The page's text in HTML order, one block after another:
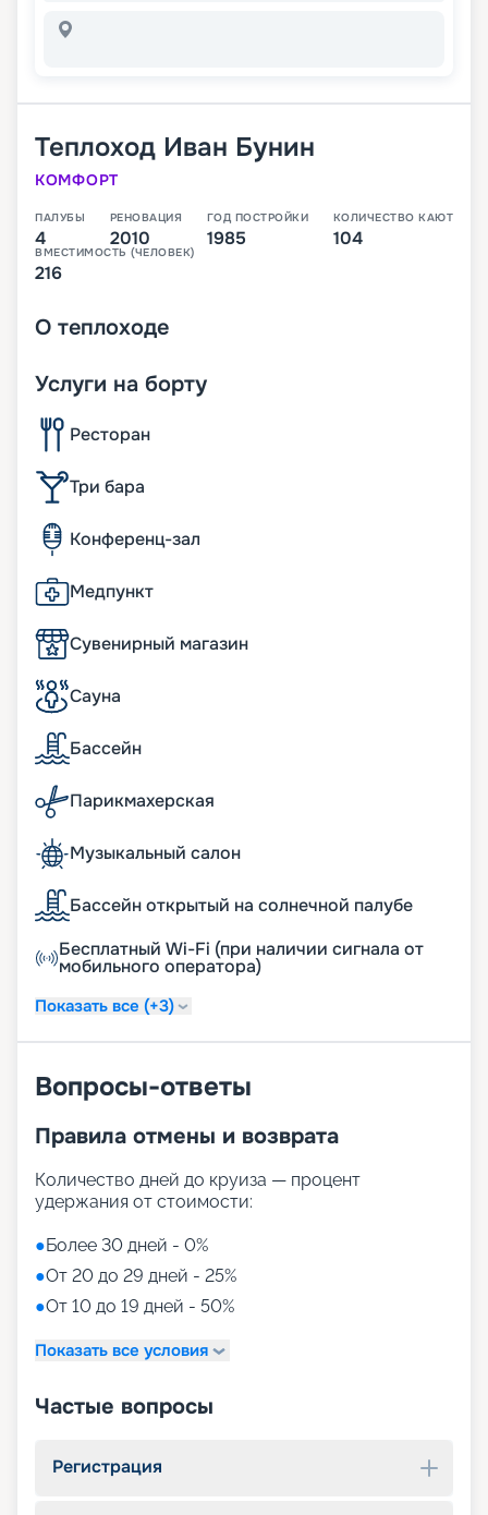
Теплоход Иван Бунин
КОМФОРТ
ПАЛУБЫ
4
РЕНОВАЦИЯ
2010
ГОД ПОСТРОЙКИ
1985
КОЛИЧЕСТВО КАЮТ
104
ВМЕСТИМОСТЬ (ЧЕЛОВЕК)
216
О теплоходе
Услуги на борту
Ресторан
Три бара
Конференц-зал
Медпункт
Сувенирный магазин
Сауна
Бассейн
Парикмахерская
Музыкальный салон
Бассейн открытый на солнечной палубе
Бесплатный Wi-Fi (при наличии сигнала от
мобильного оператора)
Показать все (+3)
Вопросы-ответы
Правила отмены и возврата
Количество дней до круиза — процент
удержания от стоимости:
●Более 30 дней - 0%
●От 20 до 29 дней - 25%
●От 10 до 19 дней - 50%
Показать все условия
Частые вопросы
Регистрация